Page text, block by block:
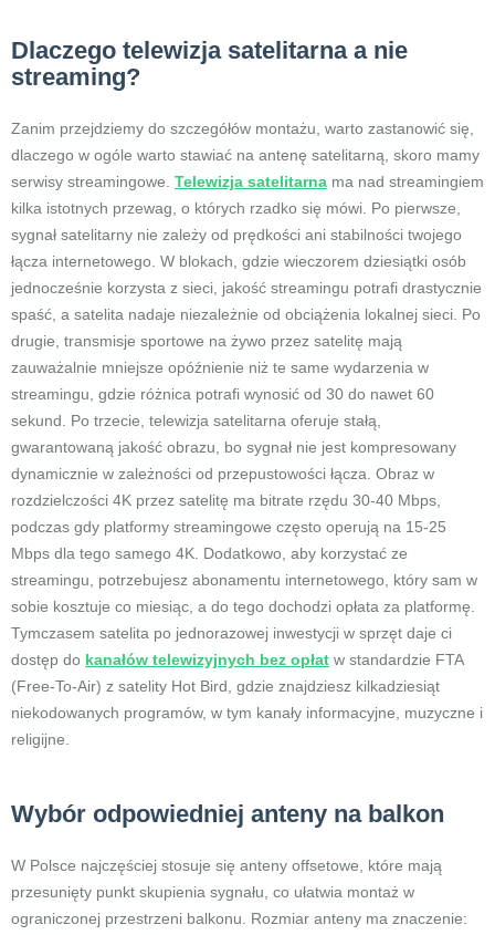
Dlaczego telewizja satelitarna a nie
streaming?
Zanim przejdziemy do szczegółów montażu, warto zastanowić się,
dlaczego w ogóle warto stawiać na antenę satelitarną, skoro mamy
serwisy streamingowe. Telewizja satelitarna ma nad streamingiem
kilka istotnych przewag, o których rzadko się mówi. Po pierwsze,
sygnał satelitarny nie zależy od prędkości ani stabilności twojego
łącza internetowego. W blokach, gdzie wieczorem dziesiątki osób
jednocześnie korzysta z sieci, jakość streamingu potrafi drastycznie
spaść, a satelita nadaje niezależnie od obciążenia lokalnej sieci. Po
drugie, transmisje sportowe na żywo przez satelitę mają
zauważalnie mniejsze opóźnienie niż te same wydarzenia w
streamingu, gdzie różnica potrafi wynosić od 30 do nawet 60
sekund. Po trzecie, telewizja satelitarna oferuje stałą,
gwarantowaną jakość obrazu, bo sygnał nie jest kompresowany
dynamicznie w zależności od przepustowości łącza. Obraz w
rozdzielczości 4K przez satelitę ma bitrate rzędu 30-40 Mbps,
podczas gdy platformy streamingowe często operują na 15-25
Mbps dla tego samego 4K. Dodatkowo, aby korzystać ze
streamingu, potrzebujesz abonamentu internetowego, który sam w
sobie kosztuje co miesiąc, a do tego dochodzi opłata za platformę.
Tymczasem satelita po jednorazowej inwestycji w sprzęt daje ci
dostęp do kanałów telewizyjnych bez opłat w standardzie FTA
(Free-To-Air) z satelity Hot Bird, gdzie znajdziesz kilkadziesiąt
niekodowanych programów, w tym kanały informacyjne, muzyczne i
religijne.
Wybór odpowiedniej anteny na balkon
W Polsce najczęściej stosuje się anteny offsetowe, które mają
przesunięty punkt skupienia sygnału, co ułatwia montaż w
ograniczonej przestrzeni balkonu. Rozmiar anteny ma znaczenie: